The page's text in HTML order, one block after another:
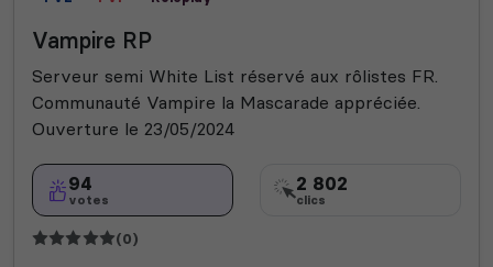
Vampire RP
Serveur semi White List réservé aux rôlistes FR.
Communauté Vampire la Mascarade appréciée.
Ouverture le 23/05/2024
94
votes
2 802
clics
(0)